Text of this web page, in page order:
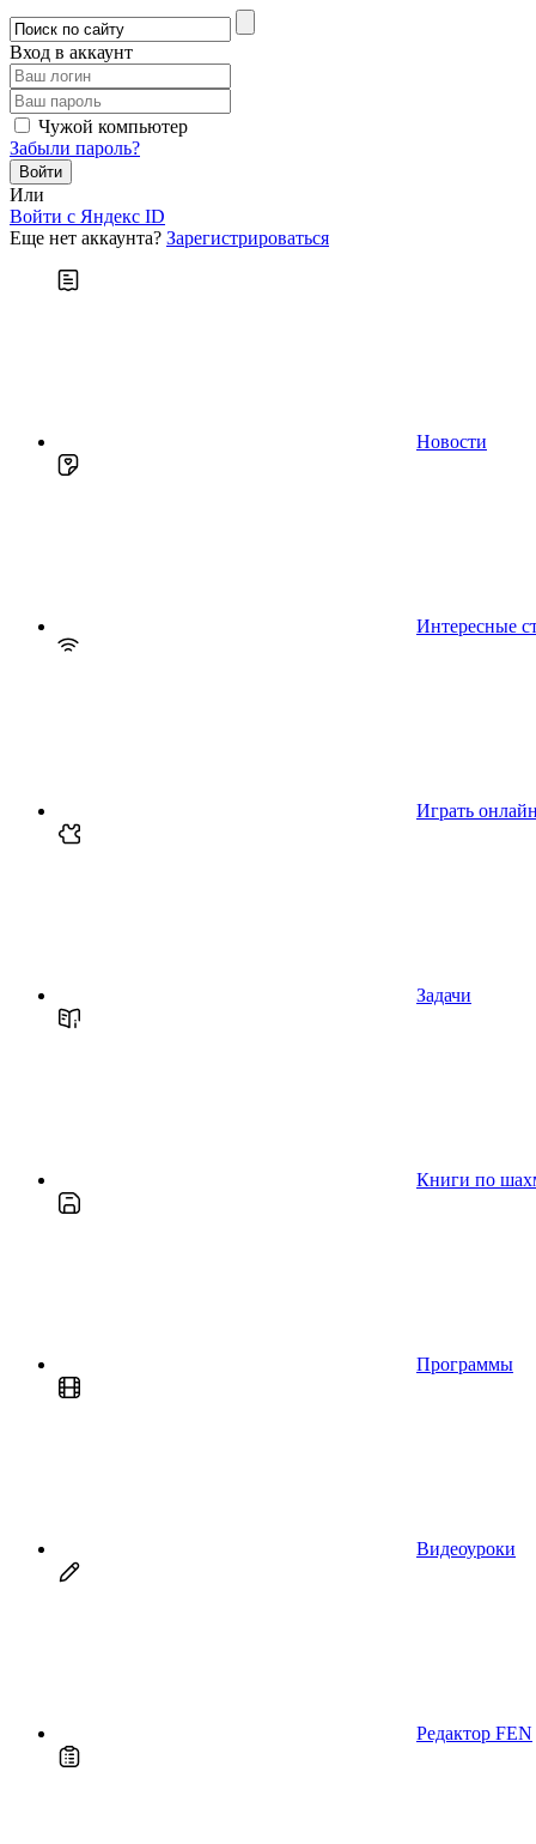
Вход в аккаунт
Чужой компьютер
Забыли пароль?
Или
Войти c Яндекс ID
Еще нет аккаунта? Зарегистрироваться
Новости
Интересные
Играть онлайн
Задачи
Книги по
Программы
Видеоуроки
Редактор FEN